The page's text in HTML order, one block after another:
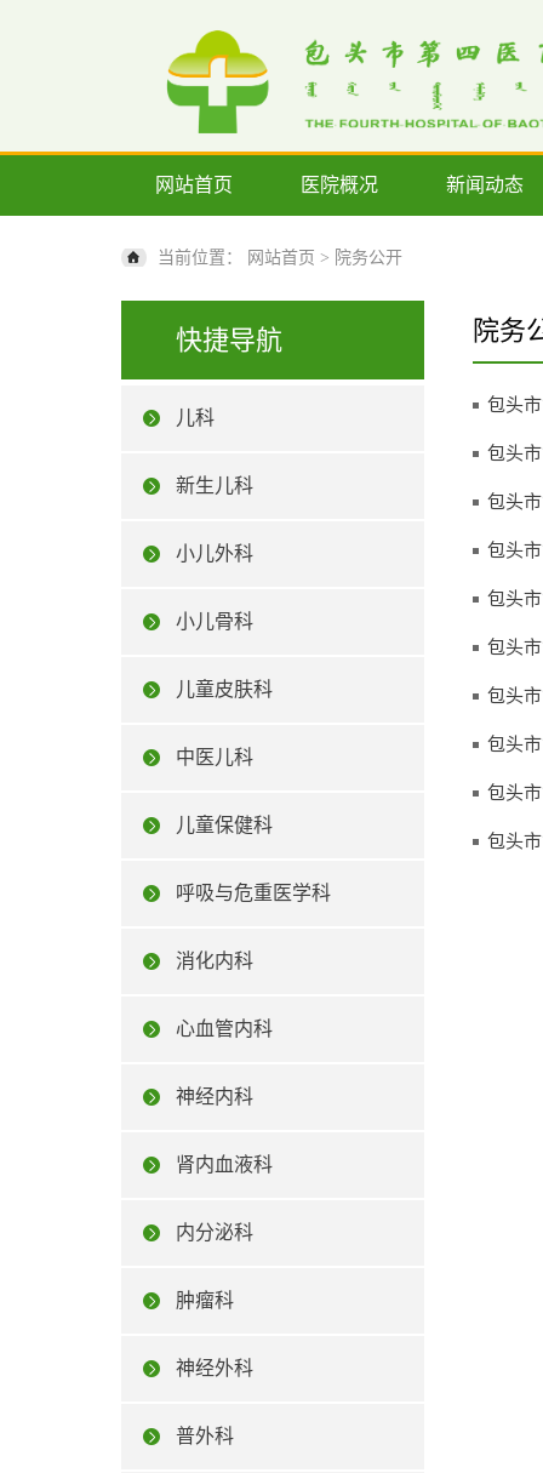
网站首页 医院概况 新闻动态
当前位置： 网站首页 > 院务公开
快捷导航
儿科
新生儿科
小儿外科
小儿骨科
儿童皮肤科
中医儿科
儿童保健科
呼吸与危重医学科
消化内科
心血管内科
神经内科
肾内血液科
内分泌科
肿瘤科
神经外科
普外科
院务
包头
包头
包头
包头
包头
包头
包头
包头
包头
包头